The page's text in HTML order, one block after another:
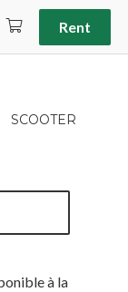
Rent
SCOOTER
à la